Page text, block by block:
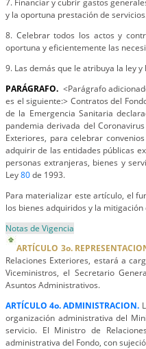
7. Financiar y cubrir gastos
y la oportuna prestación de
8. Celebrar todos los actos y
oportuna y eficientemente las
9. Las demás que le atribuya la ley
PARÁGRAFO. <Parágrafo
es el siguiente:> Contratos del
de la Emergencia Sanitaria
pandemia derivada del
Exteriores, para celebrar
adquirir de las entidades públicas
personas extranjeras, bienes y
Ley80de 1993.
Para materializar este artículo, el
los bienes adquiridos y la
Notas de Vigencia
ARTÍCULO 3o.
Relaciones Exteriores, estará a
Viceministros, el Secretario
Asuntos Administrativos.
ARTÍCULO 4o. ADMINISTRACION.
organización administrativa del
servicio. El Ministro de
administrativa del Fondo, con